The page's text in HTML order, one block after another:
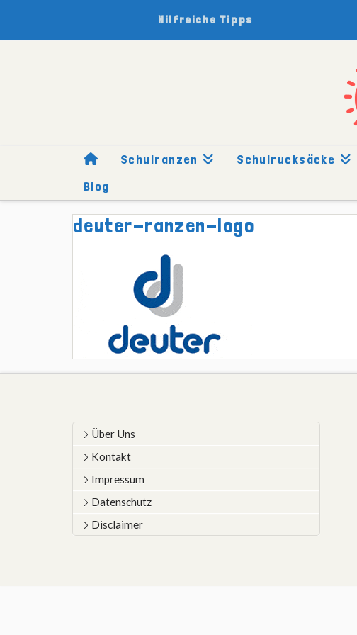
Hilfreiche Tipps
Schulranzen Schulrucksäcke
Blog
HOMESCHULRUCKSÄCKE
deuter-ranzen-logo
Über Uns
Kontakt
Impressum
Datenschutz
Disclaimer